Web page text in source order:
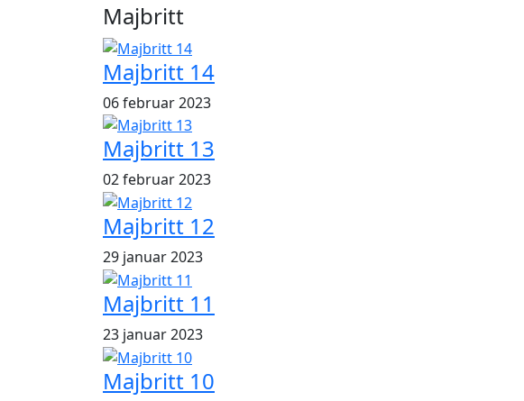
Majbritt
Majbritt 14
06 februar 2023
Majbritt 13
02 februar 2023
Majbritt 12
29 januar 2023
Majbritt 11
23 januar 2023
Majbritt 10